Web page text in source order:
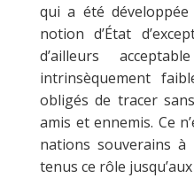
qui a été
notion d’État
d’ailleurs
intrinsèquement
obligés de tracer
amis et ennemis. Ce
nations souverains
tenus ce rôle